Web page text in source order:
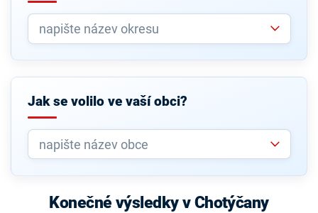
Jak se volilo ve vaší obci?
Konečné výsledky v Chotýčany